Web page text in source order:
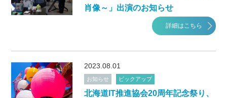
肖像～」出演のお知らせ
詳細はこちら
2023.08.01
お知らせ ピックアップ
北海道IT推進協会20周年記念祭り、